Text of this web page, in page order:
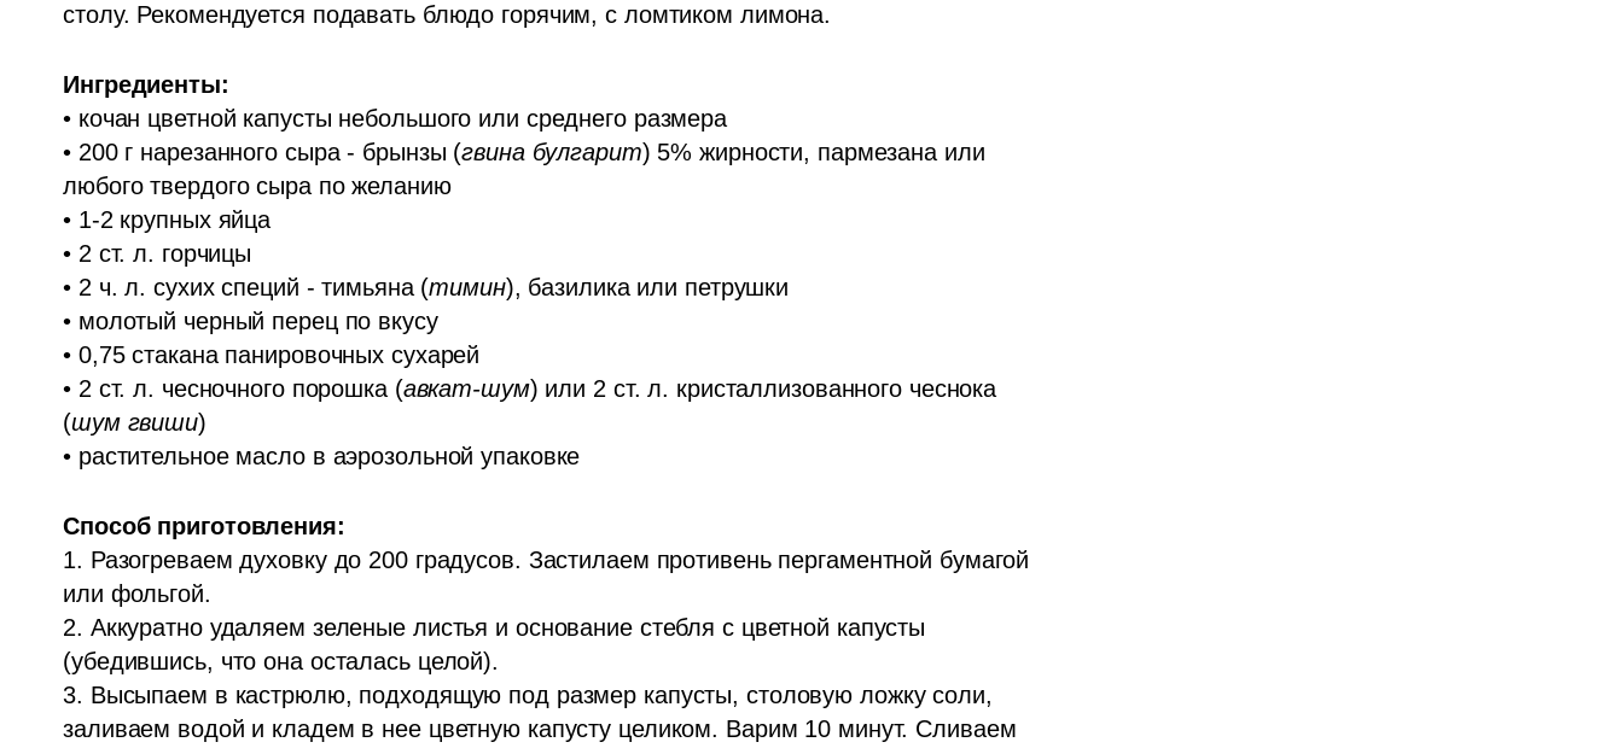
столу. Рекомендуется подавать блюдо горячим, с ломтиком лимона.
Ингредиенты:
• кочан цветной капусты небольшого или среднего размера
• 200 г нарезанного сыра - брынзы (гвина булгарит) 5% жирности, пармезана или
любого твердого сыра по желанию
• 1-2 крупных яйца
• 2 ст. л. горчицы
• 2 ч. л. сухих специй - тимьяна (тимин), базилика или петрушки
• молотый черный перец по вкусу
• 0,75 стакана панировочных сухарей
• 2 ст. л. чесночного порошка (авкат-шум) или 2 ст. л. кристаллизованного чеснока
(шум гвиши)
• растительное масло в аэрозольной упаковке
1. Разогреваем духовку до 200 градусов. Застилаем противень пергаментной бумагой
или фольгой.
2. Аккуратно удаляем зеленые листья и основание стебля с цветной капусты
(убедившись, что она осталась целой).
3. Высыпаем в кастрюлю, подходящую под размер капусты, столовую ложку соли,
заливаем водой и кладем в нее цветную капусту целиком. Варим 10 минут. Сливаем